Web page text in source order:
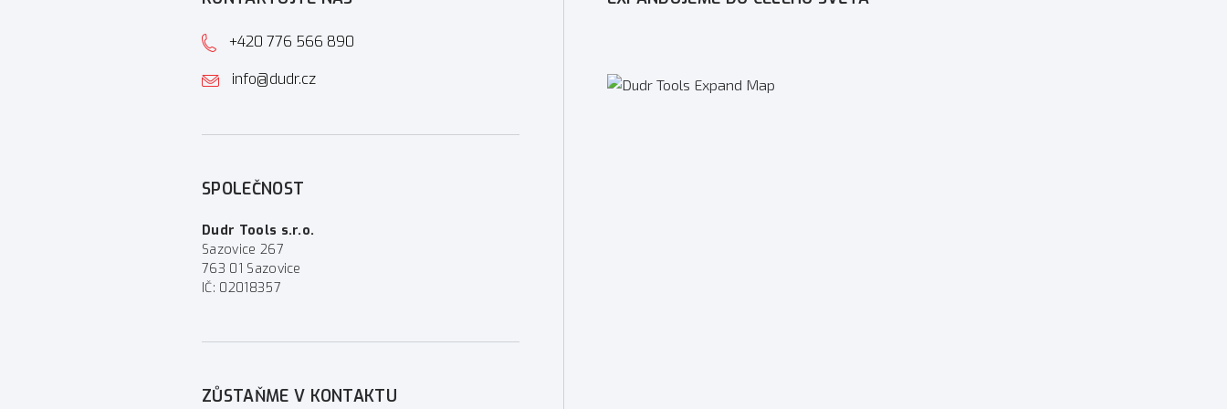
+420 776 566 890
info@dudr.cz
SPOLEČNOST
Dudr Tools s.r.o.
Sazovice 267
763 01 Sazovice
IČ: 02018357
ZŮSTAŇME V KONTAKTU